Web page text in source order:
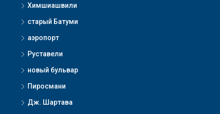
Химшиашвили
старый Батуми
аэропорт
Руставели
новый бульвар
Пиросмани
Дж. Шартава